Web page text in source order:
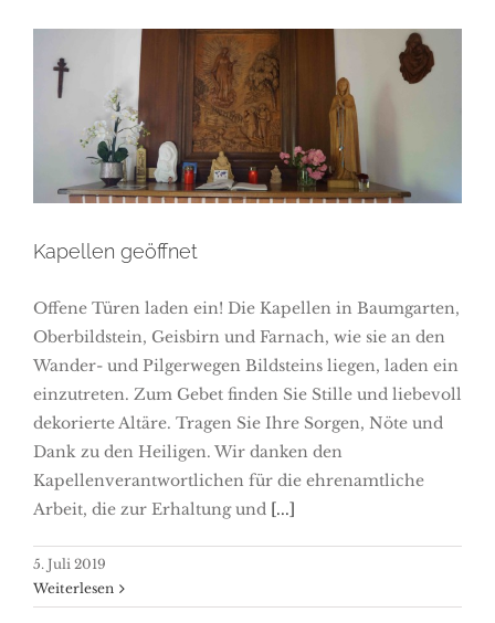
Kapellen geöffnet
Kapellen geöffnet
Offene Türen laden ein! Die Kapellen in Baumgarten,
Oberbildstein, Geisbirn und Farnach, wie sie an den
Wander- und Pilgerwegen Bildsteins liegen, laden ein
einzutreten. Zum Gebet finden Sie Stille und liebevoll
dekorierte Altäre. Tragen Sie Ihre Sorgen, Nöte und
Dank zu den Heiligen. Wir danken den
Kapellenverantwortlichen für die ehrenamtliche
Arbeit, die zur Erhaltung und [...]
5. Juli 2019
Weiterlesen